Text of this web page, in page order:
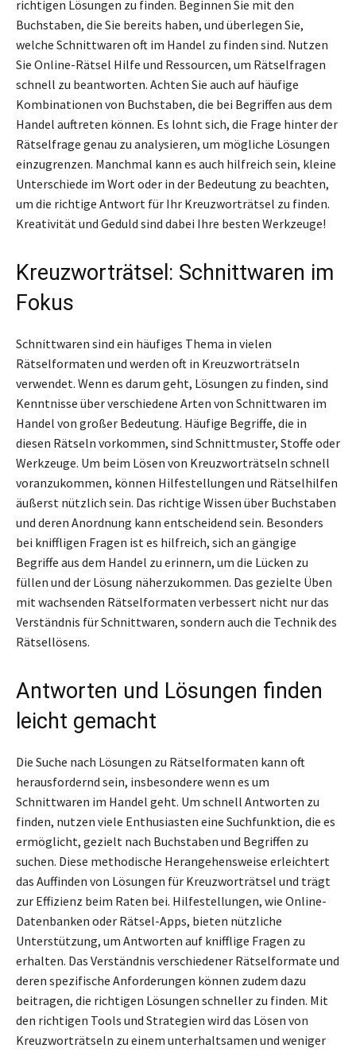
richtigen Lösungen zu finden. Beginnen Sie mit den
Buchstaben, die Sie bereits haben, und überlegen Sie,
welche Schnittwaren oft im Handel zu finden sind. Nutzen
Sie Online-Rätsel Hilfe und Ressourcen, um Rätselfragen
schnell zu beantworten. Achten Sie auch auf häufige
Kombinationen von Buchstaben, die bei Begriffen aus dem
Handel auftreten können. Es lohnt sich, die Frage hinter der
Rätselfrage genau zu analysieren, um mögliche Lösungen
einzugrenzen. Manchmal kann es auch hilfreich sein, kleine
Unterschiede im Wort oder in der Bedeutung zu beachten,
um die richtige Antwort für Ihr Kreuzworträtsel zu finden.
Kreativität und Geduld sind dabei Ihre besten Werkzeuge!
Kreuzworträtsel: Schnittwaren im
Fokus
Schnittwaren sind ein häufiges Thema in vielen
Rätselformaten und werden oft in Kreuzworträtseln
verwendet. Wenn es darum geht, Lösungen zu finden, sind
Kenntnisse über verschiedene Arten von Schnittwaren im
Handel von großer Bedeutung. Häufige Begriffe, die in
diesen Rätseln vorkommen, sind Schnittmuster, Stoffe oder
Werkzeuge. Um beim Lösen von Kreuzworträtseln schnell
voranzukommen, können Hilfestellungen und Rätselhilfen
äußerst nützlich sein. Das richtige Wissen über Buchstaben
und deren Anordnung kann entscheidend sein. Besonders
bei kniffligen Fragen ist es hilfreich, sich an gängige
Begriffe aus dem Handel zu erinnern, um die Lücken zu
füllen und der Lösung näherzukommen. Das gezielte Üben
mit wachsenden Rätselformaten verbessert nicht nur das
Verständnis für Schnittwaren, sondern auch die Technik des
Rätsellösens.
Antworten und Lösungen finden
leicht gemacht
Die Suche nach Lösungen zu Rätselformaten kann oft
herausfordernd sein, insbesondere wenn es um
Schnittwaren im Handel geht. Um schnell Antworten zu
finden, nutzen viele Enthusiasten eine Suchfunktion, die es
ermöglicht, gezielt nach Buchstaben und Begriffen zu
suchen. Diese methodische Herangehensweise erleichtert
das Auffinden von Lösungen für Kreuzworträtsel und trägt
zur Effizienz beim Raten bei. Hilfestellungen, wie Online-
Datenbanken oder Rätsel-Apps, bieten nützliche
Unterstützung, um Antworten auf knifflige Fragen zu
erhalten. Das Verständnis verschiedener Rätselformate und
deren spezifische Anforderungen können zudem dazu
beitragen, die richtigen Lösungen schneller zu finden. Mit
den richtigen Tools und Strategien wird das Lösen von
Kreuzworträtseln zu einem unterhaltsamen und weniger